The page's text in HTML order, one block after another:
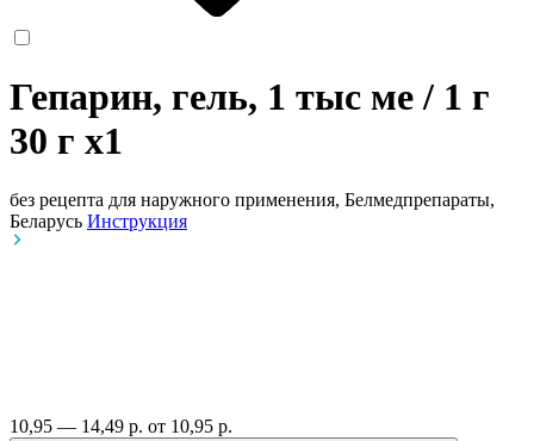
Гепарин, гель, 1 тыс ме / 1 г
30 г x1
без рецепта для наружного применения, Белмедпрепараты,
Беларусь Инструкция
10,95 — 14,49 р. от 10,95 р.